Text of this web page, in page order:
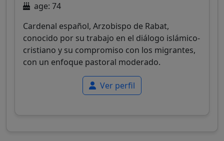
age: 74
Cardenal español, Arzobispo de Rabat,
conocido por su trabajo en el diálogo islámico-
cristiano y su compromiso con los migrantes,
con un enfoque pastoral moderado.
Ver perfil